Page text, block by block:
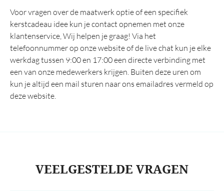
Voor vragen over de maatwerk optie of een specifiek
kerstcadeau idee kun je contact opnemen met onze
klantenservice, Wij helpen je graag! Via het
telefoonnummer op onze website of de live chat kun je elke
werkdag tussen 9:00 en 17:00 een directe verbinding met
een van onze medewerkers krijgen. Buiten deze uren om
kun je altijd een mail sturen naar ons emailadres vermeld op
deze website.
VEELGESTELDE VRAGEN